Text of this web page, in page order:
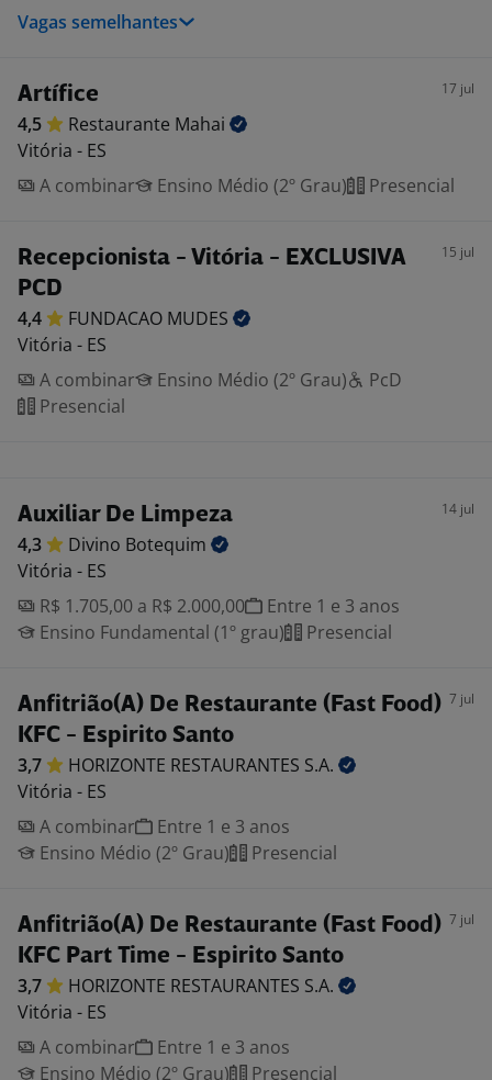
Vagas semelhantes
Artífice 17 jul
4,5 Restaurante Mahai
Vitória - ES
A combinar
Ensino Médio (2º Grau) Presencial
Recepcionista - Vitória - EXCLUSIVA
PCD
15 jul
4,4 FUNDACAO MUDES
Vitória - ES
A combinar
Ensino Médio (2º Grau)
PcD
Presencial
Auxiliar De Limpeza 14 jul
4,3 Divino Botequim
Vitória - ES
R$ 1.705,00 a R$ 2.000,00
Entre 1 e 3 anos
Ensino Fundamental (1º grau)
Presencial
Anfitrião(A) De Restaurante (Fast Food)
KFC - Espirito Santo
7 jul
3,7 HORIZONTE RESTAURANTES S.A.
Vitória - ES
A combinar
Entre 1 e 3 anos
Ensino Médio (2º Grau)
Presencial
Anfitrião(A) De Restaurante (Fast Food)
KFC Part Time - Espirito Santo
7 jul
3,7 HORIZONTE RESTAURANTES S.A.
Vitória - ES
A combinar
Entre 1 e 3 anos
Ensino Médio (2º Grau)
Presencial